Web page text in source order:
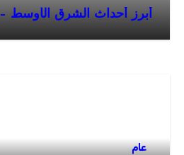
أبرز أحداث الشرق الأوسط – 2025
عام